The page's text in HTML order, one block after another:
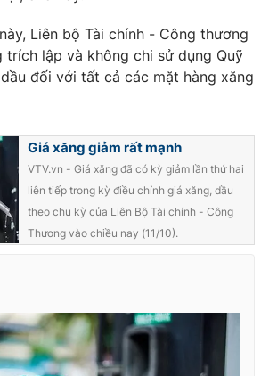
Truyền hình Việt Nam
báo VTV
báo in và báo điện tử số 483/GP-BTTTT
Thị Mỹ Hạnh, Phạm Quốc Thắng,
355 931 - 024.38 355 932
Liên bộ Tài chính - Công thương
trích lập và không chi sử dụng Quỹ
đối với tất cả các mặt hàng xăng
Giá xăng giảm rất mạnh
VTV.vn - Giá xăng đã có kỳ giảm lần thứ hai
liên tiếp trong kỳ điều chỉnh giá xăng, dầu
theo chu kỳ của Liên Bộ Tài chính - Công
Thương vào chiều nay (11/10).